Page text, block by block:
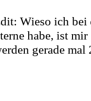
Wieso ich
habe, ist
gerade